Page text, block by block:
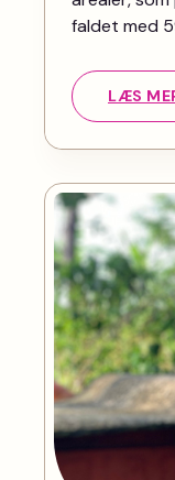
faldet med
LÆS